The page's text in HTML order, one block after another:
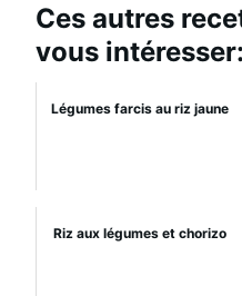
Ces autres
vous intéresser:
Légumes farcis au riz jaune
Riz aux légumes et chorizo